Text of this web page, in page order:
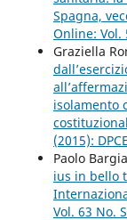
Spagna,
Online: Vol.
Graziella
isolamento
(2015):
Paolo
ius in bello
Vol. 63 No.